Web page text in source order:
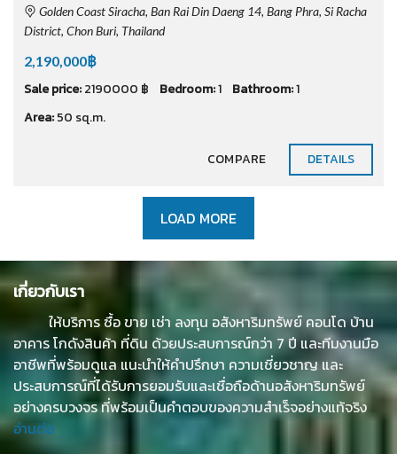
Golden Coast Siracha, Ban Rai Din Daeng 14, Bang Phra, Si Racha
District, Chon Buri, Thailand
2,190,000฿
Sale price:2190000 ฿ Bedroom:1 Bathroom:1
Area:50 sq.m.
COMPARE DETAILS
LOAD MORE
เกี่ยวกับเรา
ให้บริการ ซื้อ ขาย เช่า ลงทุน อสังหาริมทรัพย์ คอนโด บ้าน
อาคาร โกดังสินค้า ที่ดิน ด้วยประสบการณ์กว่า 7 ปี และทีมงานมือ
อาชีพที่พร้อมดูแล แนะนำให้คำปรึกษา ความเชี่ยวชาญ และ
ประสบการณ์ที่ได้รับการยอมรับและเชื่อถือด้านอสังหาริมทรัพย์
อย่างครบวงจร ที่พร้อมเป็นคำตอบของความสำเร็จอย่างแท้จริง
อ่านต่อ